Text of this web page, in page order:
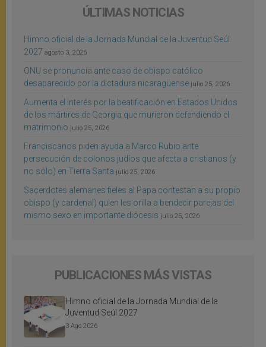
ÚLTIMAS NOTICIAS
Himno oficial de la Jornada Mundial de la Juventud Seúl
2027 agosto 3, 2026
ONU se pronuncia ante caso de obispo católico
desaparecido por la dictadura nicaragüense julio 25, 2026
Aumenta el interés por la beatificación en Estados Unidos
de los mártires de Georgia que murieron defendiendo el
matrimonio julio 25, 2026
Franciscanos piden ayuda a Marco Rubio ante
persecución de colonos judíos que afecta a cristianos (y
no sólo) en Tierra Santa julio 25, 2026
Sacerdotes alemanes fieles al Papa contestan a su propio
obispo (y cardenal) quien les orilla a bendecir parejas del
mismo sexo en importante diócesis julio 25, 2026
PUBLICACIONES MÁS VISTAS
Himno oficial de la Jornada Mundial de la
Juventud Seúl 2027
3 Ago 2026